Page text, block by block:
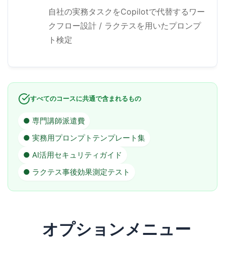
自社の実務タスクをCopilotで代替するワー
クフロー設計 / ラクテスを用いたプロンプ
ト検定
すべてのコースに共通で含まれるもの
● 専門講師派遣費
● 実務用プロンプトテンプレート集
● AI活用セキュリティガイド
● ラクテス事後効果測定テスト
オプションメニュー